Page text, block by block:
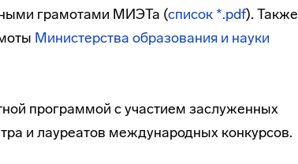
грамотами МИЭТа (список *.pdf). Также
Министерства образования и науки
программой с участием заслуженных
и лауреатов международных конкурсов.